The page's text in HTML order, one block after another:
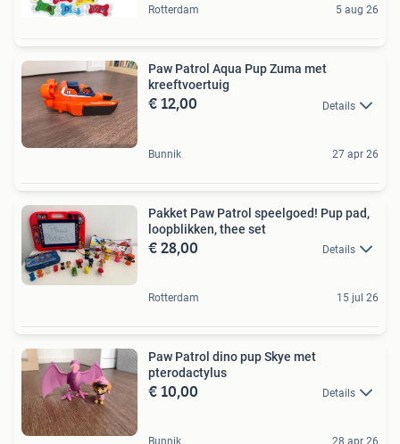
Rotterdam 5 aug 26
Paw Patrol Aqua Pup Zuma met
kreeftvoertuig
€ 12,00 Details
Bunnik 27 apr 26
Pakket Paw Patrol speelgoed! Pup pad,
loopblikken, thee set
€ 28,00 Details
Rotterdam 15 jul 26
Paw Patrol dino pup Skye met
pterodactylus
€ 10,00 Details